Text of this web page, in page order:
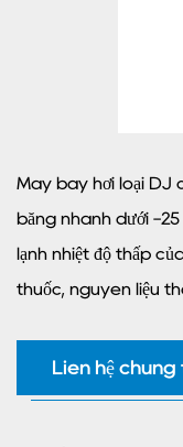
Máy bay hơi loại DJ
băng nhanh dưới -25
lạnh nhiệt độ thấp
thuốc, nguyên liệu
Liên hệ chúng